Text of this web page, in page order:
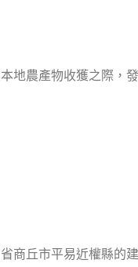
農產物收獲之際，
商丘市平易近權縣的